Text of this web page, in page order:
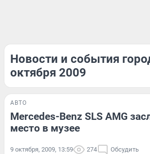
Новости и события
октября 2009
АВТО
Mercedes-Benz SLS AMG
место в музее
9 октября, 2009, 13:59 274 Обсудить